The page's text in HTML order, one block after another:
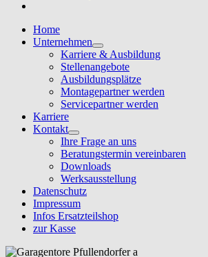
Home
Unternehmen
Karriere & Ausbildung
Stellenangebote
Ausbildungsplätze
Montagepartner werden
Servicepartner werden
Karriere
Kontakt
Ihre Frage an uns
Beratungstermin vereinbaren
Downloads
Werksausstellung
Datenschutz
Impressum
Infos Ersatzteilshop
zur Kasse